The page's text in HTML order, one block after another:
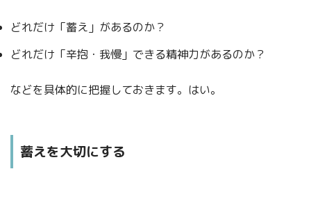
どれだけ「蓄え」があるのか？
どれだけ「辛抱・我慢」できる精神力があるのか？
などを具体的に把握しておきます。はい。
蓄えを大切にする